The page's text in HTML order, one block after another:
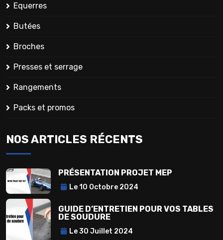
Equerres
Butées
Broches
Presses et serrage
Rangements
Packs et promos
NOS ARTICLES RÉCENTS
PRÉSENTATION PROJET MEP
Le 10 Octobre 2024
GUIDE D’ENTRETIEN POUR VOS TABLES
DE SOUDURE
Le 30 Juillet 2024